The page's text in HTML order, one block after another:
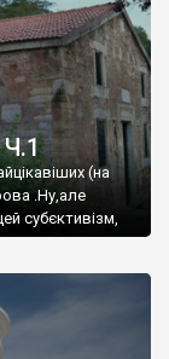
Ч.1
(на
.Ну,але
субєктивізм,